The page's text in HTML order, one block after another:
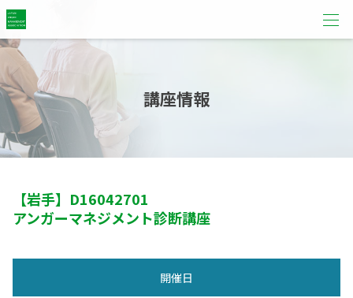
講座情報
【岩手】 D16042701
アンガーマネジメント診断講座
開催日